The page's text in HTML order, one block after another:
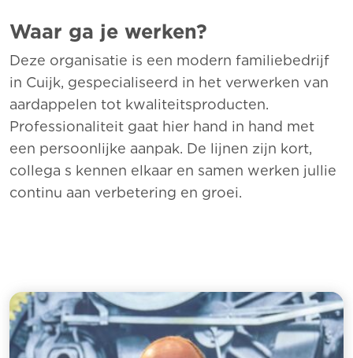
Waar ga je werken?
Deze organisatie is een modern familiebedrijf
in Cuijk, gespecialiseerd in het verwerken van
aardappelen tot kwaliteitsproducten.
Professionaliteit gaat hier hand in hand met
een persoonlijke aanpak. De lijnen zijn kort,
collega s kennen elkaar en samen werken jullie
continu aan verbetering en groei.